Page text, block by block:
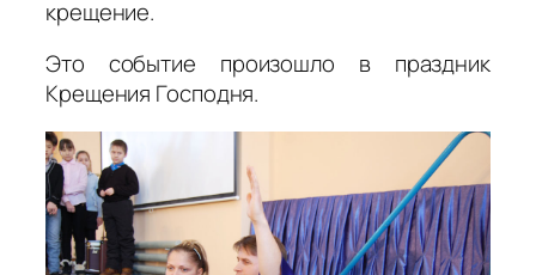
крещение.
Это событие произошло в праздник
Крещения Господня.